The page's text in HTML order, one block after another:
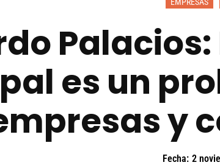
EMPRESAS
es un
y
Fecha: 2